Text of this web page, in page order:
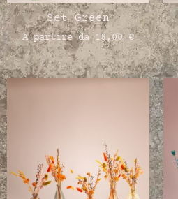
Set Green
A partire da 18,00€